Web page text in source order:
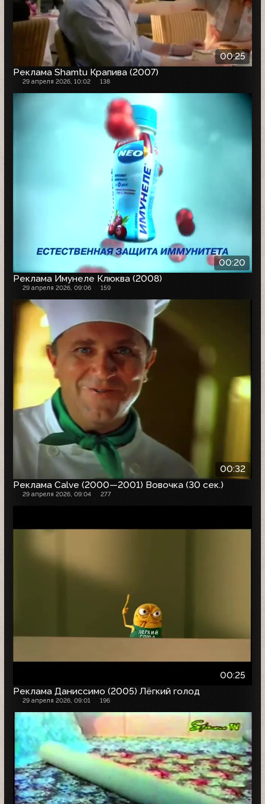
00:25
Реклама Shamtu Крапива (2007)
29 апреля 2026, 10:02 138
00:20
Реклама Имунеле Клюква (2008)
29 апреля 2026, 09:06 159
00:32
Реклама Calve (2000—2001) Вовочка (30 сек.)
29 апреля 2026, 09:04 277
00:25
Реклама Даниссимо (2005) Лёгкий голод
29 апреля 2026, 09:01 196